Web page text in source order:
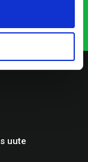
uute